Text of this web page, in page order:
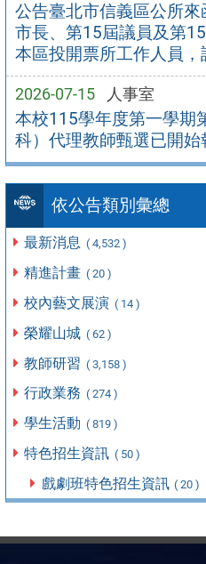
公告臺北市信義區公所
市長、第15屆議員及第
本區投開票所工作人員，
2026-07-15 人事室
本校115學年度第一學期
科）代理教師甄選已開始
依公告類別彙總
最新消息 ( 4,532 )
精進計畫 ( 20 )
校內藝文展演 ( 14 )
榮耀山城 ( 62 )
教師研習 ( 3,158 )
行政業務 ( 274 )
學生活動 ( 819 )
特色招生資訊 ( 50 )
戲劇班特色招生資訊 ( 20 )